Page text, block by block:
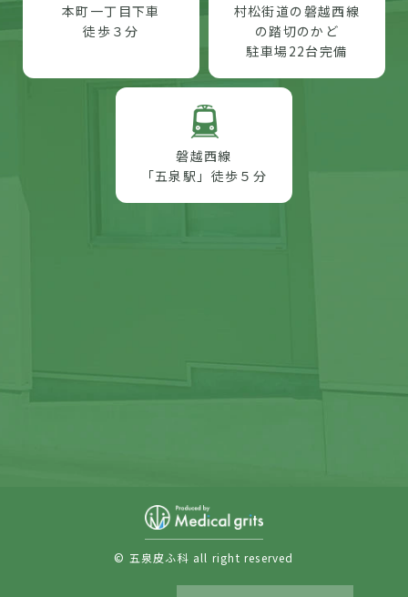
本町一丁目下車
徒歩３分
村松街道の磐越西線
の踏切のかど
駐車場22台完備
磐越西線
「五泉駅」徒歩５分
© 五泉皮ふ科 all right reserved